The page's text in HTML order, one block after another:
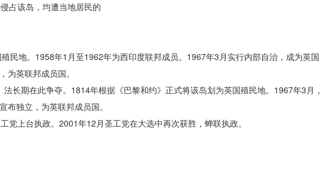
占该岛，均遭当地居民的
民地。1958年1月至1962年为西印度联邦成员。1967年3月实行内部自治，成为英国
英联邦成员国。
长期在此争夺。1814年根据《巴黎和约》正式将该岛划为英国殖民地。1967年3月，
独立，为英联邦成员国。
党上台执政。2001年12月圣工党在大选中再次获胜，蝉联执政。